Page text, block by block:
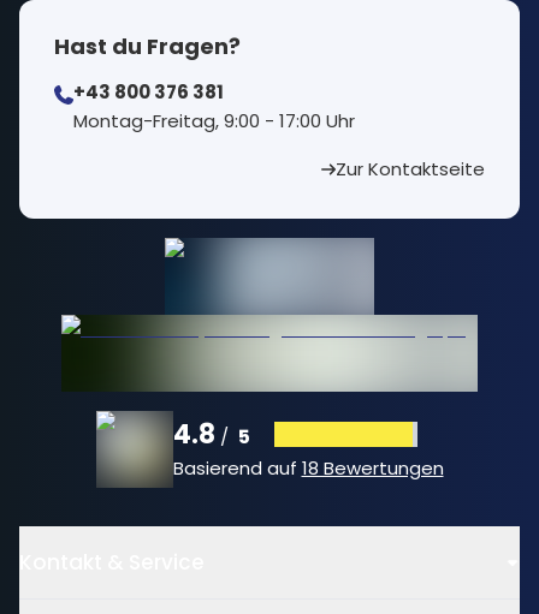
Hast du Fragen?
+43 800 376 381
⁠Montag-Freitag, 9:00 - 17:00 Uhr
Zur Kontaktseite
4.8 / 5
Basierend auf 18 Bewertungen